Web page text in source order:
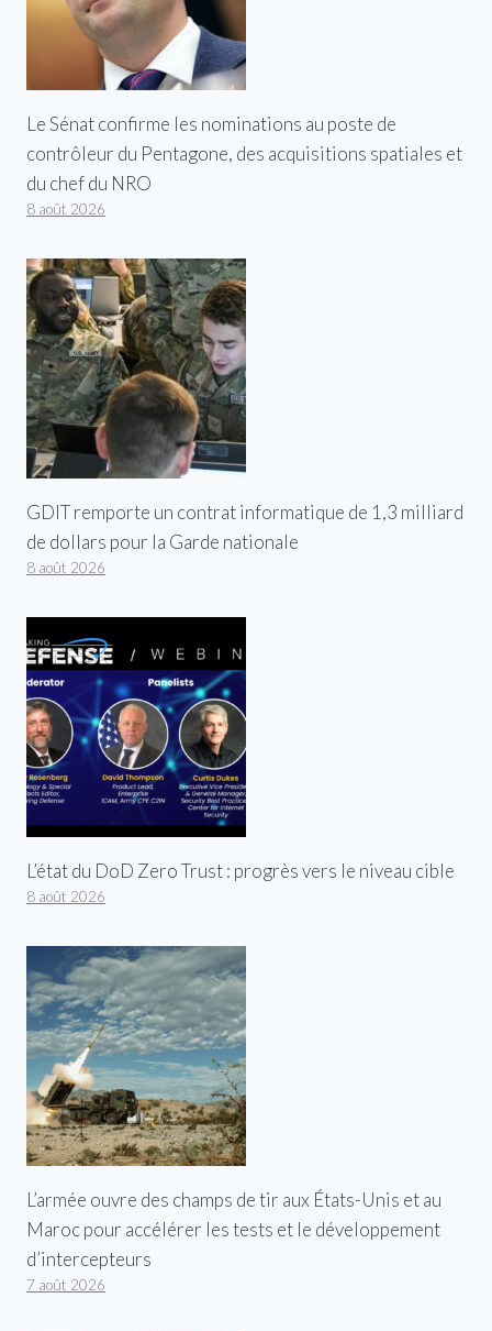
Le Sénat confirme les nominations au poste de
contrôleur du Pentagone, des acquisitions spatiales et
du chef du NRO
8 août 2026
GDIT remporte un contrat informatique de 1,3 milliard
de dollars pour la Garde nationale
8 août 2026
L’état du DoD Zero Trust : progrès vers le niveau cible
8 août 2026
L’armée ouvre des champs de tir aux États-Unis et au
Maroc pour accélérer les tests et le développement
d’intercepteurs
7 août 2026